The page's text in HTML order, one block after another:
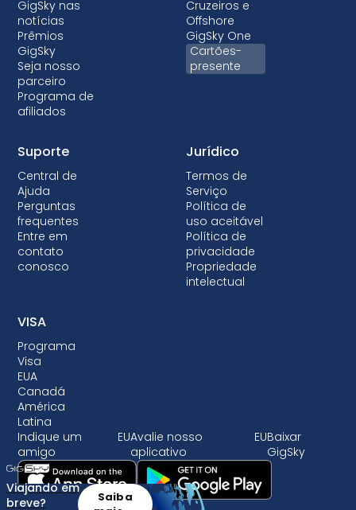
GigSky nas
notícias
Prêmios
GigSky
Seja nosso
parceiro
Programa de
afiliados
Cruzeiros e
Offshore
GigSky One
Cartões-
presente
Suporte
Central de
Ajuda
Perguntas
frequentes
Entre em
contato
conosco
Jurídico
Termos de
Serviço
Política de
uso aceitável
Política de
privacidade
Propriedade
intelectual
VISA
Programa
Visa
EUA
Canadá
América
Latina
Indique um
amigo
EUAvalie nosso
aplicativo
EUBaixar
GigSky
Viajando em
breve?
Saiba